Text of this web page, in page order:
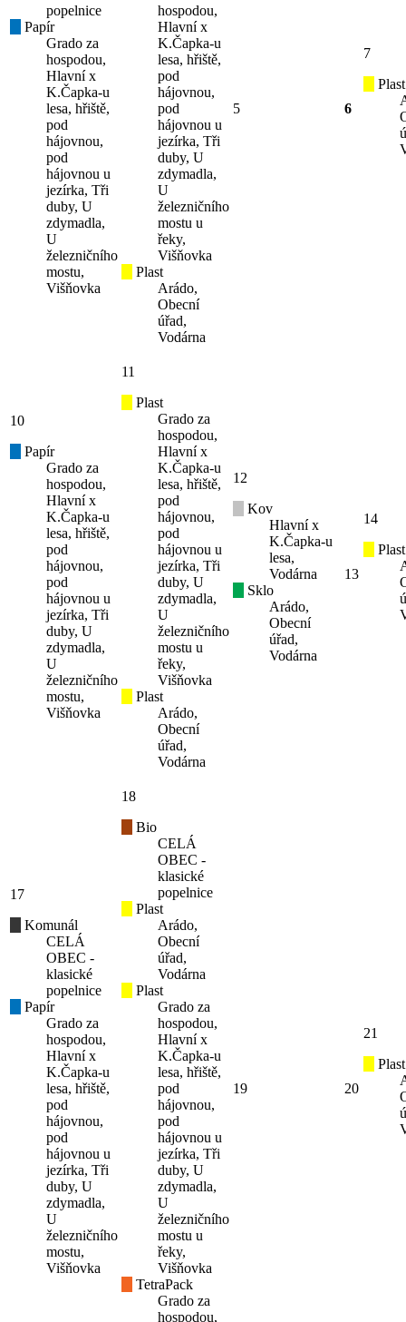
popelnice
Papír
Grado za
hospodou,
Hlavní x
K.Čapka-u
lesa, hřiště,
pod
hájovnou,
pod
hájovnou u
jezírka, Tři
duby, U
zdymadla,
U
železničního
mostu,
Višňovka
hospodou,
Hlavní x
K.Čapka-u
lesa, hřiště,
pod
hájovnou,
pod
hájovnou u
jezírka, Tři
duby, U
zdymadla,
U
železničního
mostu u
řeky,
Višňovka
Plast
Arádo,
Obecní
úřad,
Vodárna
5 6
7
Plast
10
Papír
Grado za
hospodou,
Hlavní x
K.Čapka-u
lesa, hřiště,
pod
hájovnou,
pod
hájovnou u
jezírka, Tři
duby, U
zdymadla,
U
železničního
mostu,
Višňovka
11
Plast
Grado za
hospodou,
Hlavní x
K.Čapka-u
lesa, hřiště,
pod
hájovnou,
pod
hájovnou u
jezírka, Tři
duby, U
zdymadla,
U
železničního
mostu u
řeky,
Višňovka
Plast
Arádo,
Obecní
úřad,
Vodárna
12
Kov
Hlavní x
K.Čapka-u
lesa,
Vodárna
Sklo
Arádo,
Obecní
úřad,
Vodárna
13
14
Plast
17
Komunál
CELÁ
OBEC -
klasické
popelnice
Papír
Grado za
hospodou,
Hlavní x
K.Čapka-u
lesa, hřiště,
pod
hájovnou,
pod
hájovnou u
jezírka, Tři
duby, U
zdymadla,
U
železničního
mostu,
Višňovka
18
Bio
CELÁ
OBEC -
klasické
popelnice
Plast
Arádo,
Obecní
úřad,
Vodárna
Plast
Grado za
hospodou,
Hlavní x
K.Čapka-u
lesa, hřiště,
pod
hájovnou,
pod
hájovnou u
jezírka, Tři
duby, U
zdymadla,
U
železničního
mostu u
řeky,
Višňovka
TetraPack
Grado za
hospodou,
19 20
21
Plast